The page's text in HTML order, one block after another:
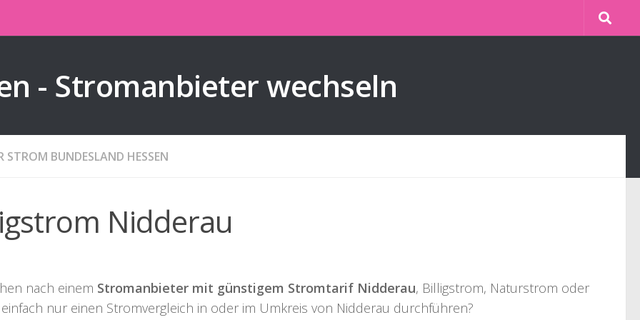
- Stromanbieter wechseln
STROM BUNDESLAND HESSEN
Nidderau
nach einem Stromanbieter mit günstigem Stromtarif Nidderau, Billigstrom, Naturstrom oder
nur einen Stromvergleich in oder im Umkreis von Nidderau durchführen?